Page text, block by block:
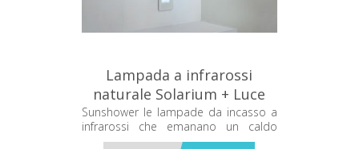
Lampada a infrarossi
naturale Solarium + Luce
UV Bianca Sunshower Plus
M M0600-M0101
Sunshower le lampade da incasso a
infrarossi che emanano un caldo
terapeutico mentre ti fai la doccia